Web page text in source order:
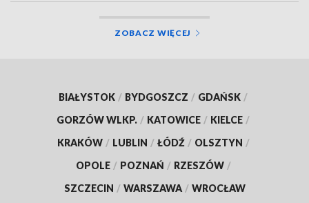
ZOBACZ WIĘCEJ
BIAŁYSTOK / BYDGOSZCZ / GDAŃSK /
GORZÓW WLKP. / KATOWICE / KIELCE /
KRAKÓW / LUBLIN / ŁÓDŹ / OLSZTYN /
OPOLE / POZNAŃ / RZESZÓW /
SZCZECIN / WARSZAWA / WROCŁAW